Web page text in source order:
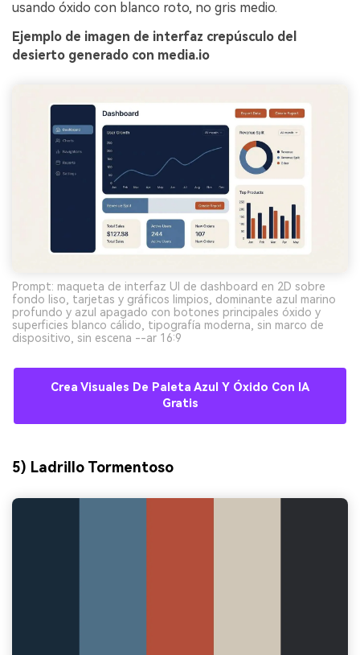
usando óxido con blanco roto, no gris medio.
Ejemplo de imagen de interfaz crepúsculo del
desierto generado con media.io
Prompt: maqueta de interfaz UI de dashboard en 2D sobre
fondo liso, tarjetas y gráficos limpios, dominante azul marino
profundo y azul apagado con botones principales óxido y
superficies blanco cálido, tipografía moderna, sin marco de
dispositivo, sin escena --ar 16:9
Crea Visuales De Paleta Azul Y Óxido Con IA
Gratis
5) Ladrillo Tormentoso